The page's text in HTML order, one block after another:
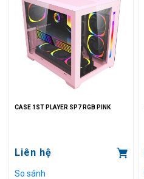
CASE 1ST PLAYER SP7 RGB PINK
Liên hệ
So sánh